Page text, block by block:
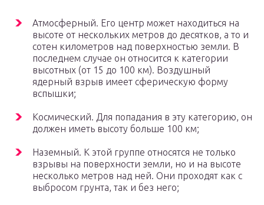
Атмосферный. Его центр может находиться на
высоте от нескольких метров до десятков, а то и
сотен километров над поверхностью земли. В
последнем случае он относится к категории
высотных (от 15 до 100 км). Воздушный
ядерный взрыв имеет сферическую форму
вспышки;
Космический. Для попадания в эту категорию, он
должен иметь высоту больше 100 км;
Наземный. К этой группе относятся не только
взрывы на поверхности земли, но и на высоте
несколько метров над ней. Они проходят как с
выбросом грунта, так и без него;